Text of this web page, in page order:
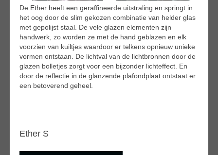
De Ether heeft een geraffineerde uitstraling en springt in
het oog door de slim gekozen combinatie van helder glas
met gepolijst staal. De vele glazen elementen zijn
handwerk, zo worden ze met de hand geblazen en elk
voorzien van kuiltjes waardoor er telkens opnieuw unieke
vormen ontstaan. De lichtval van de lichtbronnen door de
glazen bolletjes zorgt voor een bijzonder lichteffect. En
door de reflectie in de glanzende plafondplaat ontstaat er
een betoverend geheel.
Ether S